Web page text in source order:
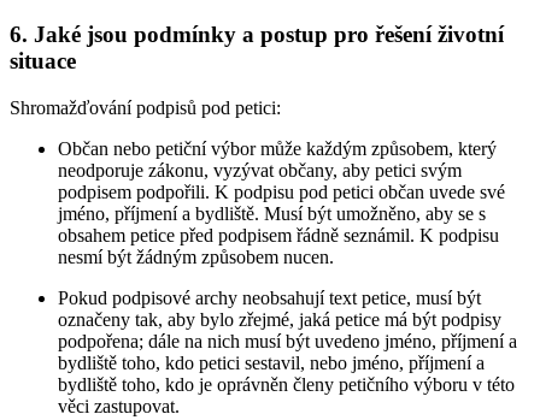
6. Jaké jsou podmínky a postup pro řešení životní
situace
Shromažďování podpisů pod petici:
Občan nebo petiční výbor může každým způsobem, který
neodporuje zákonu, vyzývat občany, aby petici svým
podpisem podpořili. K podpisu pod petici občan uvede své
jméno, příjmení a bydliště. Musí být umožněno, aby se s
obsahem petice před podpisem řádně seznámil. K podpisu
nesmí být žádným způsobem nucen.
Pokud podpisové archy neobsahují text petice, musí být
označeny tak, aby bylo zřejmé, jaká petice má být podpisy
podpořena; dále na nich musí být uvedeno jméno, příjmení a
bydliště toho, kdo petici sestavil, nebo jméno, příjmení a
bydliště toho, kdo je oprávněn členy petičního výboru v této
věci zastupovat.